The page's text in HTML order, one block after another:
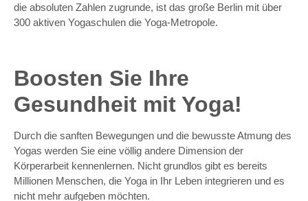
die absoluten Zahlen zugrunde, ist das große Berlin mit über
300 aktiven Yogaschulen die Yoga-Metropole.
Boosten Sie Ihre
Gesundheit mit Yoga!
Durch die sanften Bewegungen und die bewusste Atmung des
Yogas werden Sie eine völlig andere Dimension der
Körperarbeit kennenlernen. Nicht grundlos gibt es bereits
Millionen Menschen, die Yoga in Ihr Leben integrieren und es
nicht mehr aufgeben möchten.